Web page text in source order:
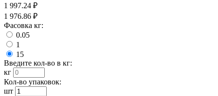
1 997.24 ₽
1 976.86 ₽
Фасовка кг:
0.05
1
15
Введите кол-во в кг:
кг
Кол-во упаковок:
шт